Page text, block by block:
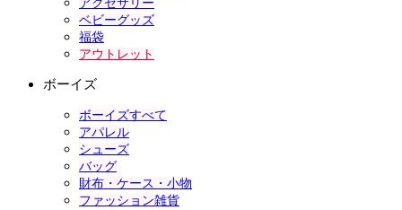
アクセサリー
ベビーグッズ
福袋
アウトレット
ボーイズ
ボーイズすべて
アパレル
シューズ
バッグ
財布・ケース・小物
ファッション雑貨